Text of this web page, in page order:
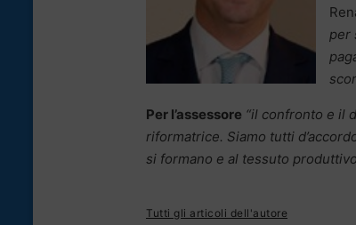
per
Per l’assessore “il confronto e il
riformatrice. Siamo tutti
si formano e al tessuto
Tutti gli articoli dell'autore